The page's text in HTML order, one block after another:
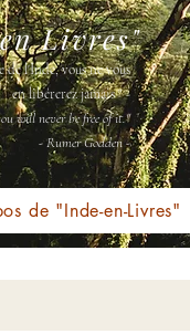
de l'Inde, vous ne vous
en libérerez jamais " -
will never be free of it."
- Rumer Godden -
Livres"
de "Inde-en-Livres"